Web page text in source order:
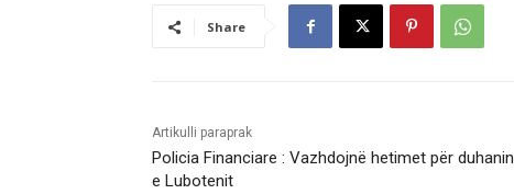
Share
Artikulli paraprak
Policia Financiare : Vazhdojnë hetimet për duhanin
e Lubotenit